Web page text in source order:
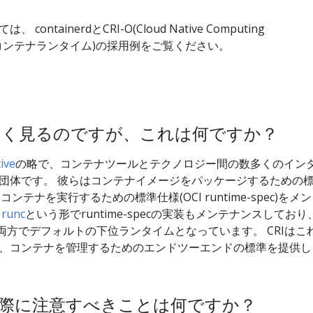
は、 containerdとCRI-O(Cloud Native Computing
テナランタイム)の採用例をご覧ください。
見るのですが、これは何ですか？
の略で、コンテナツールとテクノロジー間の数多くのイン
体です。 彼らはコンテナイメージをパッケージするための
ンテナを実行するための標準仕様(OCI runtime-spec)をメン
runcという形でruntime-specの実装もメンテナンスしており
方でデフォルトの下位ランタイムとなっています。 CRIはこ
コンテナを管理するためのエンドツーエンドの標準を提供し
に注意すべきことは何ですか？